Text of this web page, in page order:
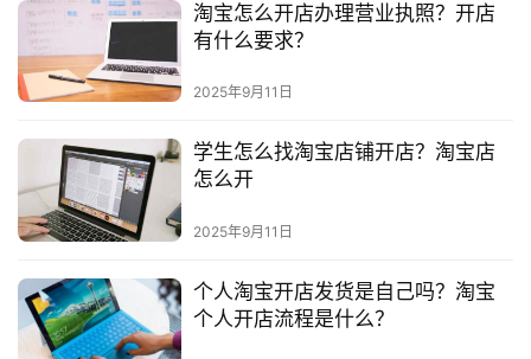
淘宝怎么开店办理营业执照？开店
有什么要求？
2025年9月11日
学生怎么找淘宝店铺开店？淘宝店
怎么开
2025年9月11日
个人淘宝开店发货是自己吗？淘宝
个人开店流程是什么？